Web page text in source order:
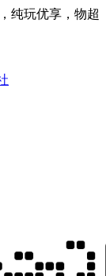
纯玩优享，物超